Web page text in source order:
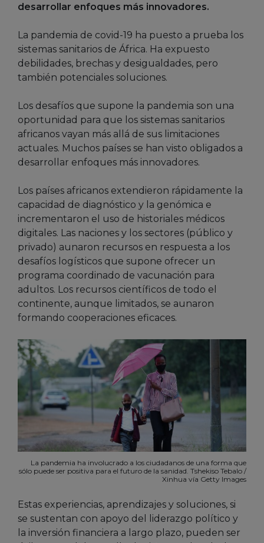
desarrollar enfoques más innovadores.
La pandemia de covid-19 ha puesto a prueba los
sistemas sanitarios de África. Ha expuesto
debilidades, brechas y desigualdades, pero
también potenciales soluciones.
Los desafíos que supone la pandemia son una
oportunidad para que los sistemas sanitarios
africanos vayan más allá de sus limitaciones
actuales. Muchos países se han visto obligados a
desarrollar enfoques más innovadores.
Los países africanos extendieron rápidamente la
capacidad de diagnóstico y la genómica e
incrementaron el uso de historiales médicos
digitales. Las naciones y los sectores (público y
privado) aunaron recursos en respuesta a los
desafíos logísticos que supone ofrecer un
programa coordinado de vacunación para
adultos. Los recursos científicos de todo el
continente, aunque limitados, se aunaron
formando cooperaciones eficaces.
La pandemia ha involucrado a los ciudadanos de una forma que
sólo puede ser positiva para el futuro de la sanidad. Tshekiso Tebalo /
Xinhua vía Getty Images
Estas experiencias, aprendizajes y soluciones, si
se sustentan con apoyo del liderazgo político y
la inversión financiera a largo plazo, pueden ser